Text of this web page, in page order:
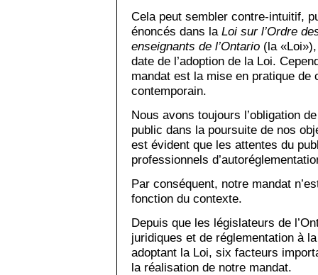
Cela peut sembler contre-intuitif,
énoncés dans la Loi sur l’Ordre
enseignants de l’Ontario (la
date de l’adoption de la Loi.
mandat est la mise en pratique de
contemporain.
Nous avons toujours l’obligation
public dans la poursuite de nos
est évident que les attentes du
professionnels
Par conséquent, notre mandat
fonction du contexte.
Depuis que les législateurs de
juridiques et de réglementation à
adoptant la Loi, six facteurs
la réalisation de notre mandat.